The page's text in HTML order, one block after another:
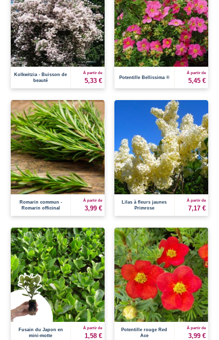
Kolkwitzia - Buisson de
beauté
À partir de
5,33 € Potentille Bellissima ®
À partir de
5,45 €
Romarin commun -
Romarin officinal
À partir de
3,99 €
Lilas à fleurs jaunes
Primrose
À partir de
7,17 €
Fusain du Japon en
mini-motte
À partir de
1,58 €
Potentille rouge Red
Ace
À partir de
3,99 €